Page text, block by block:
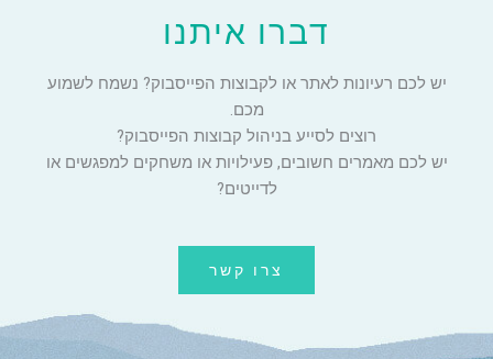
דברו איתנו
יש לכם רעיונות לאתר או לקבוצות הפייסבוק? נשמח לשמוע
מכם.
רוצים לסייע בניהול קבוצות הפייסבוק?
יש לכם מאמרים חשובים, פעילויות או משחקים למפגשים או
לדייטים?
צרו קשר